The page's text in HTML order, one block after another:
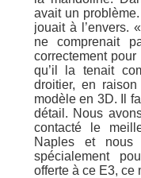
avait un
jouait à l’envers.
ne comprenait
correctement
qu’il la tenait
droitier, en
modèle en 3D. Il
détail. Nous
contacté le
Naples et
spécialement
offerte à ce E3, ce